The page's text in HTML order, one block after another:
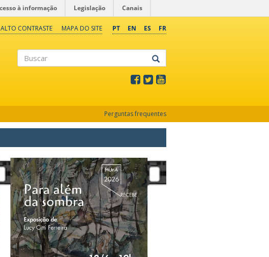
à informação Legislação Canais
PT EN ES FR
ALTO CONTRASTE MAPA DO SITE
Perguntas frequentes